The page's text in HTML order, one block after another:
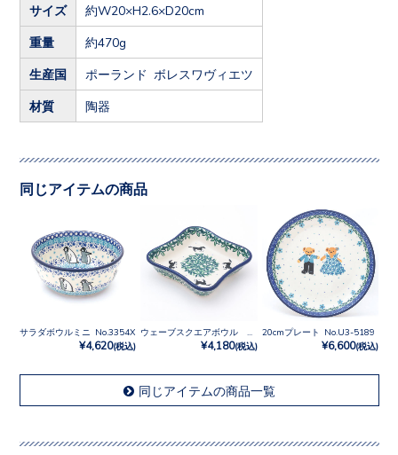
サイズ 約W20×H2.6×D20cm
重量 約470g
生産国 ポーランド ボレスワヴィエツ
材質 陶器
同じアイテムの商品
サラダボウルミニ No.3354X
¥4,620(税込) ¥4,180(税込)
20cmプレート No.U3-5189
¥6,600(税込)
同じアイテムの商品一覧